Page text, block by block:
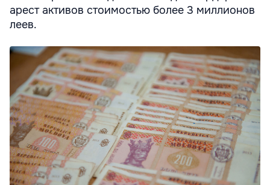
арест активов стоимостью более 3 миллионов
леев.